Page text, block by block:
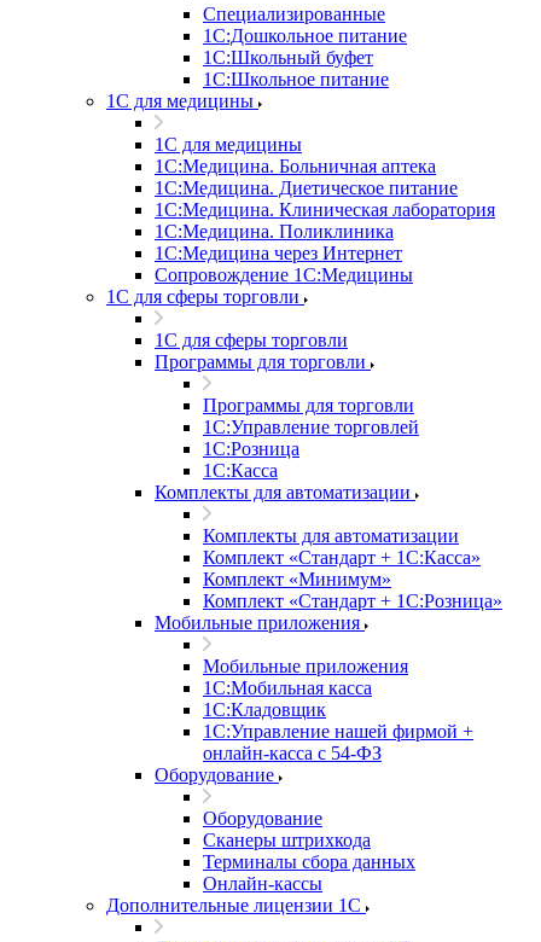
Специализированные
1С:Дошкольное питание
1С:Школьный буфет
1С:Школьное питание
1С для медицины
1С для медицины
1С:Медицина. Больничная аптека
1С:Медицина. Диетическое питание
1С:Медицина. Клиническая лаборатория
1С:Медицина. Поликлиника
1С:Медицина через Интернет
Сопровождение 1С:Медицины
1С для сферы торговли
1С для сферы торговли
Программы для торговли
Программы для торговли
1С:Управление торговлей
1С:Розница
1С:Касса
Комплекты для автоматизации
Комплекты для автоматизации
Комплект «Стандарт + 1С:Касса»
Комплект «Минимум»
Комплект «Стандарт + 1С:Розница»
Мобильные приложения
Мобильные приложения
1С:Мобильная касса
1С:Кладовщик
1С:Управление нашей фирмой +
онлайн-касса с 54-ФЗ
Оборудование
Оборудование
Сканеры штрихкода
Терминалы сбора данных
Онлайн-кассы
Дополнительные лицензии 1С